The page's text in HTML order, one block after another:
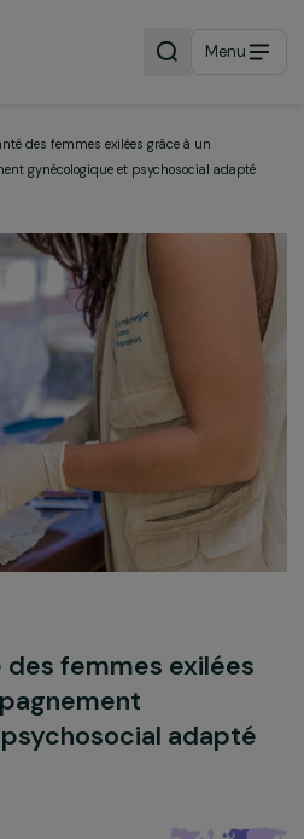
Menu
santé des femmes exilées grâce à un
des femmes
psychosocial